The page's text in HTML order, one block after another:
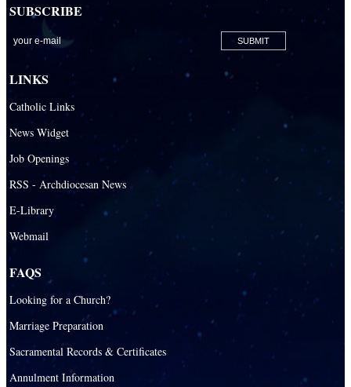
SUBSCRIBE
LINKS
Catholic Links
News Widget
Job Openings
RSS - Archdiocesan News
E-Library
Webmail
FAQS
Looking for a Church?
Marriage Preparation
Sacramental Records & Certificates
Annulment Information